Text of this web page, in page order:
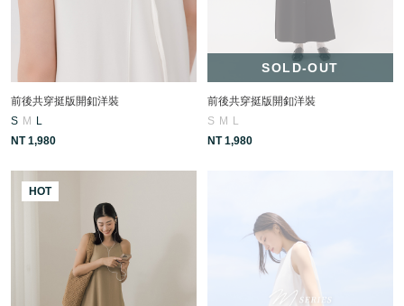
前後共穿挺版開釦洋裝
S M
L
NT 1,980
SOLD-OUT
前後共穿挺版開釦洋裝
S M
L
NT 1,980
HOT